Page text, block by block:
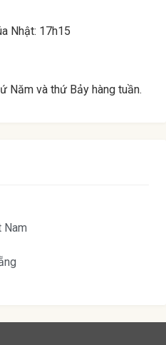
Nhật: 17h15
Năm và thứ Bảy hàng tuần.
Nam